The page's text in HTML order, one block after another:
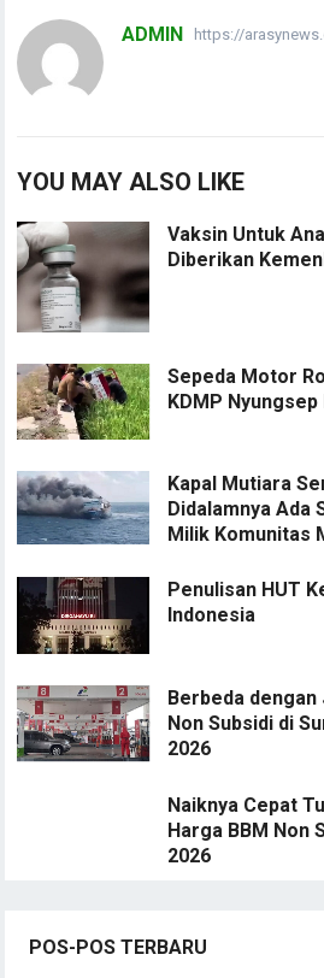
ADMIN https://
YOU MAY ALSO LIKE
Vaksin Untuk
Diberikan
Sepeda Motor
KDMP
Kapal Mutiara
Didalamnya Ada
Milik Komunitas
Penulisan HUT
Indonesia
Berbeda dengan
Non Subsidi di
2026
Naiknya Cepat
Harga BBM Non
2026
POS-POS TERBARU